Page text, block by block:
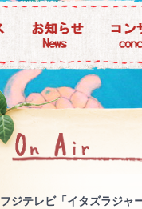
フジテレビ「イタズラジャ